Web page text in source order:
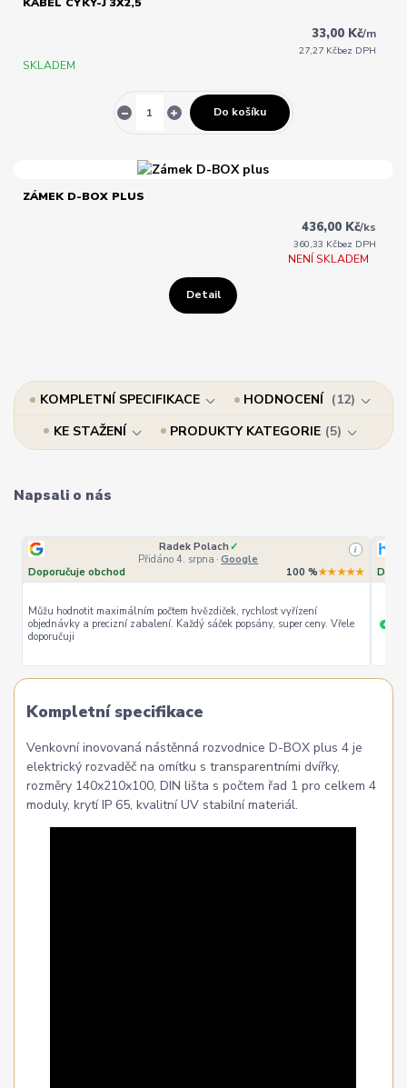
33,00 Kč/m
27,27 Kčbez DPH
SKLADEM
Do košíku
ZÁMEK D-BOX PLUS
436,00 Kč/ks
360,33 Kčbez DPH
NENÍ SKLADEM
Detail
KOMPLETNÍ SPECIFIKACE HODNOCENÍ
12
KE STAŽENÍ
PRODUKTY KATEGORIE 5
Napsali o nás
Radek Polach ✓
Přidáno 4. srpna · Google
i
Doporučuje obchod 100 %★★★★★
Můžu hodnotit maximálním počtem hvězdiček, rychlost vyřízení
objednávky a precizní zabalení. Každý sáček popsány, super ceny. Vřele
doporučuji
+
Kompletní specifikace
Venkovní inovovaná nástěnná rozvodnice D-BOX plus 4 je
elektrický rozvaděč na omítku s transparentními dvířky,
rozměry 140x210x100, DIN lišta s počtem řad 1 pro celkem 4
moduly, krytí IP 65, kvalitní UV stabilní materiál.